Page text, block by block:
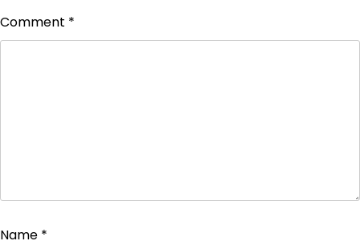
Comment *
Name *